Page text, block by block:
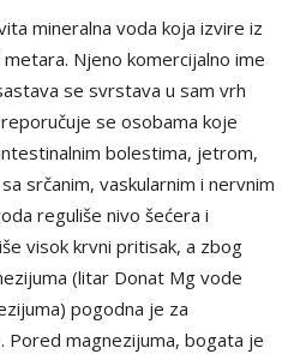
mineralna voda koja izvire iz
Njeno komercijalno ime
se svrstava u sam vrh
se osobama koje
bolestima, jetrom,
srčanim, vaskularnim i nervnim
reguliše nivo šećera i
visok krvni pritisak, a zbog
(litar Donat Mg vode
pogodna je za
magnezijuma, bogata je